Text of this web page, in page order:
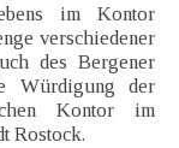
im Kontor
verschiedener
des Bergener
Würdigung der
Kontor im
Rostock.